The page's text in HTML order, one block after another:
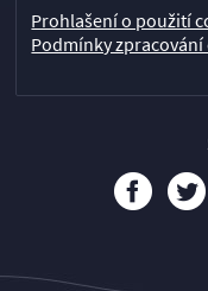
Prohlašení o použití
Podmínky